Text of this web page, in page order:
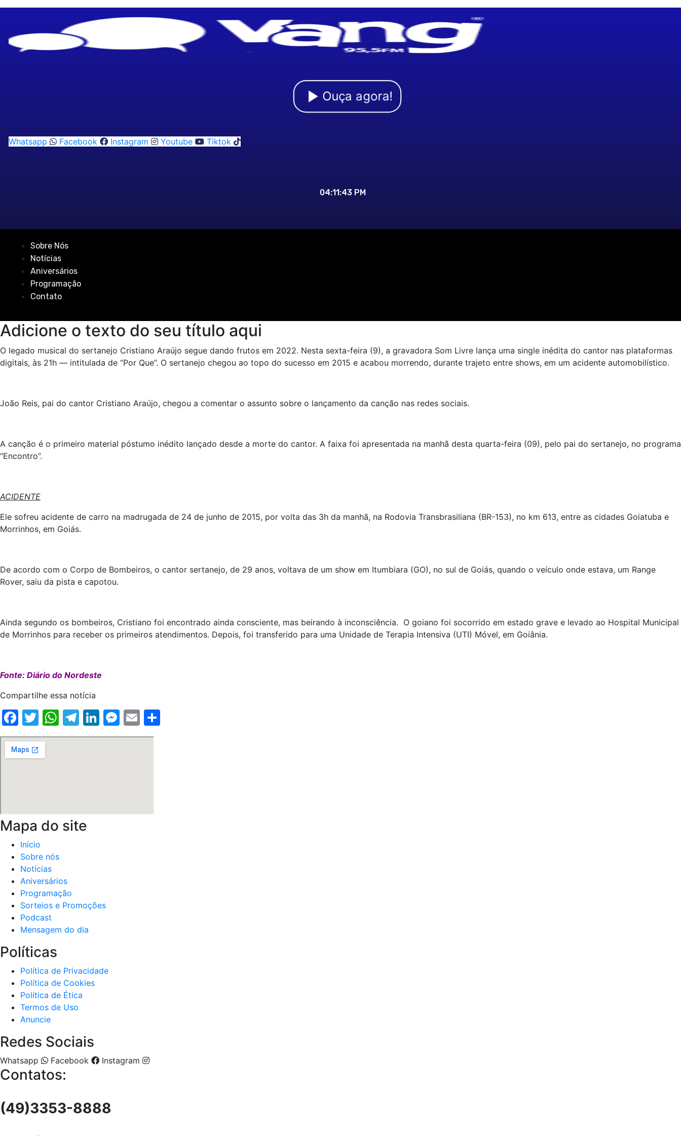
Ouça agora!
Whatsapp Facebook Instagram Youtube Tiktok
04:11:44 PM
Sobre Nós
Notícias
Aniversários
Programação
Contato
Adicione o texto do seu título aqui
O legado musical do sertanejo Cristiano Araújo segue dando frutos em 2022. Nesta sexta-feira (9), a gravadora Som Livre lança uma single inédita do cantor nas plataformas
digitais, às 21h — intitulada de “Por Que”. O sertanejo chegou ao topo do sucesso em 2015 e acabou morrendo, durante trajeto entre shows, em um acidente automobilístico.
João Reis, pai do cantor Cristiano Araújo, chegou a comentar o assunto sobre o lançamento da canção nas redes sociais.
A canção é o primeiro material póstumo inédito lançado desde a morte do cantor. A faixa foi apresentada na manhã desta quarta-feira (09), pelo pai do sertanejo, no programa
“Encontro”.
ACIDENTE
Ele sofreu acidente de carro na madrugada de 24 de junho de 2015, por volta das 3h da manhã, na Rodovia Transbrasiliana (BR-153), no km 613, entre as cidades Goiatuba e
Morrinhos, em Goiás.
De acordo com o Corpo de Bombeiros, o cantor sertanejo, de 29 anos, voltava de um show em Itumbiara (GO), no sul de Goiás, quando o veículo onde estava, um Range
Rover, saiu da pista e capotou.
Ainda segundo os bombeiros, Cristiano foi encontrado ainda consciente, mas beirando à inconsciência. O goiano foi socorrido em estado grave e levado ao Hospital Municipal
de Morrinhos para receber os primeiros atendimentos. Depois, foi transferido para uma Unidade de Terapia Intensiva (UTI) Móvel, em Goiânia.
Fonte: Diário do Nordeste
Compartilhe essa notícia
Facebook
Twitter
WhatsApp
Telegram
LinkedIn
Messenger
Email
Mapa do site
Início
Sobre nós
Notícias
Aniversários
Programação
Sorteios e Promoções
Podcast
Mensagem do dia
Políticas
Política de Privacidade
Política de Cookies
Política de Ética
Termos de Uso
Anuncie
Redes Sociais
Whatsapp Facebook Instagram
Contatos:
(49)3353-8888